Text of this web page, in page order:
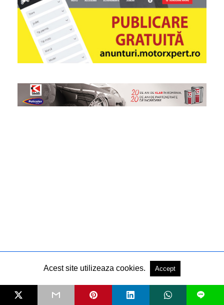
Acest site utilizeaza cookies. Accept